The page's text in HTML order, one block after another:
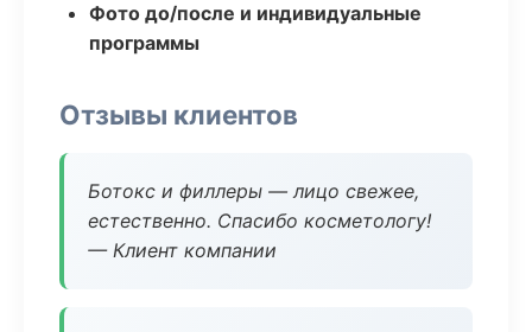
Фото до/после и индивидуальные
программы
Отзывы клиентов
Ботокс и филлеры — лицо свежее,
естественно. Спасибо косметологу!
— Клиент компании